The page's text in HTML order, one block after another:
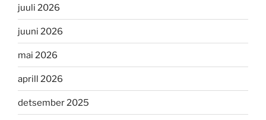
juuli 2026
juuni 2026
mai 2026
aprill 2026
detsember 2025